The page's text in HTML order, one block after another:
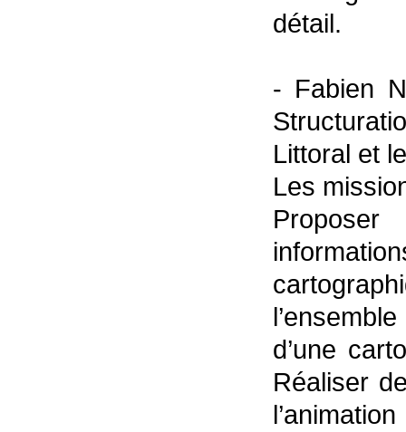
détail.
- Fabien
Littoral et
Les
d’une
Réaliser